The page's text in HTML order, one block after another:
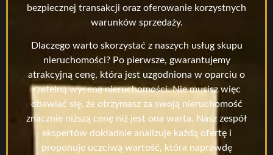
bezpiecznej transakcji oraz oferowanie korzystnych
warunków sprzedaży.
Dlaczego warto skorzystać z naszych usług skupu
nieruchomości? Po pierwsze, gwarantujemy
atrakcyjną cenę, która jest uzgodniona w oparciu o
rzetelną wycenę nieruchomości. Nie musisz więc
obawiać się, że otrzymasz za swoją nieruchomość
znacznie niższą cenę niż jest ona warta. Nasz zespół
ekspertów dokładnie analizuje każdą ofertę i
proponuje uczciwą wartość, która naprawdę